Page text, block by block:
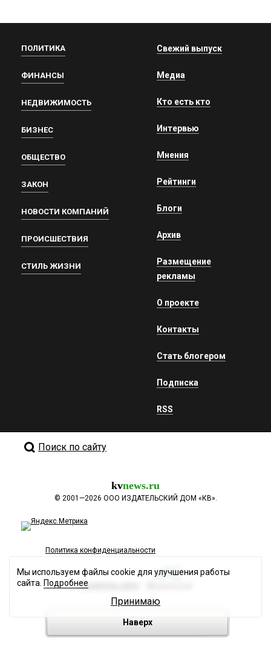
ПОЛИТИКА
ФИНАНСЫ
НЕДВИЖИМОСТЬ
БИЗНЕС
ОБЩЕСТВО
ЗАКОН
НОВОСТИ КОМПАНИЙ
ПРОИСШЕСТВИЯ
СТИЛЬ ЖИЗНИ
Свежий выпуск
Медиа
Кто есть кто
Интервью
Мнения
Рейтинги
Блоги
Архив
Размещение
рекламы
О проекте
Контакты
Стать блогером
Подписка
RSS
Поиск по сайту
kvnews.ru
© 2001—2026 ООО ИЗДАТЕЛЬСКИЙ ДОМ «КВ».
Политика конфиденциальности
Разработка сайта
Наверх
Мы используем файлы cookie для улучшения работы
сайта. Подробнее
Принимаю